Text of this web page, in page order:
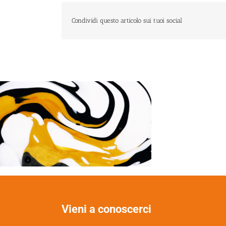
Condividi questo articolo sui tuoi social
Vieni a conoscerci